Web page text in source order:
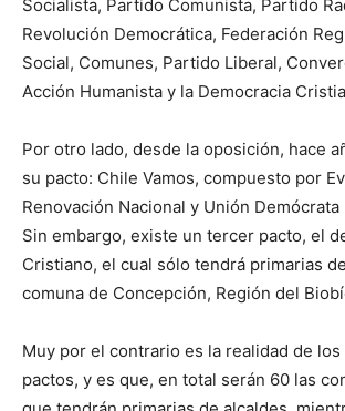
Socialista, Partido Comunista, Partido
Revolución Democrática, Federación
Social, Comunes, Partido Liberal,
Acción Humanista y la Democracia
Por otro lado, desde la oposición, hace
su pacto: Chile Vamos, compuesto por
Renovación Nacional y Unión
Sin embargo, existe un tercer pacto, el
Cristiano, el cual sólo tendrá primarias
comuna de Concepción, Región del
Muy por el contrario es la realidad de
pactos, y es que, en total serán 60 las